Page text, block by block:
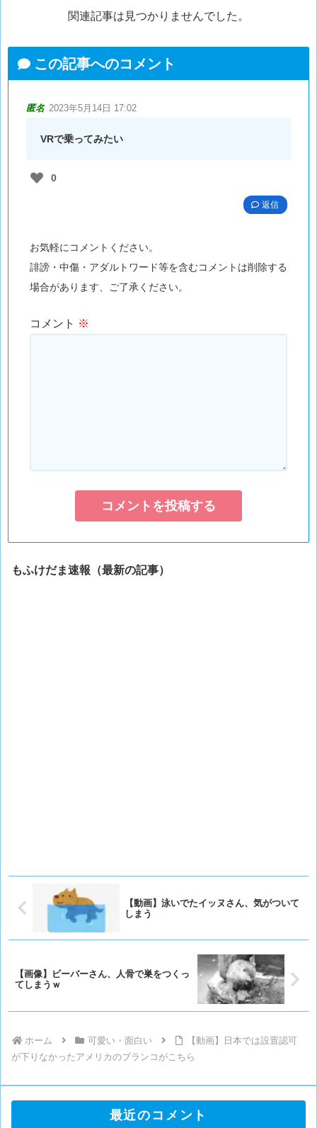
関連記事は見つかりませんでした。
この記事へのコメント
匿名 2023年5月14日 17:02
VRで乗ってみたい
0
返信
お気軽にコメントください。
誹謗・中傷・アダルトワード等を含むコメントは削除する
場合があります、ご了承ください。
コメント ※
もふけだま速報（最新の記事）
【動画】泳いでたイッヌさん、気がついて
しまう
【画像】ビーバーさん、人骨で巣をつくっ
てしまうｗ
ホーム 可愛い・面白い
【動画】日本では設置認可
が下りなかったアメリカのブランコがこちら
最近のコメント